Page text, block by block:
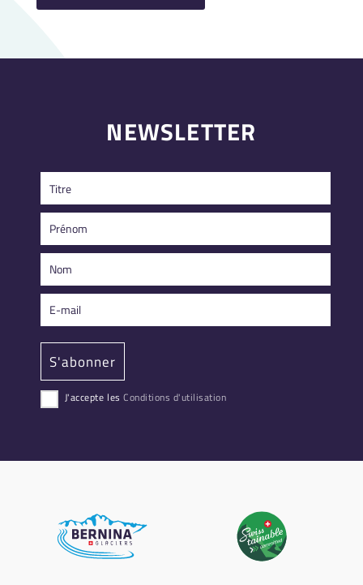
NEWSLETTER
J'accepte lesConditions d'utilisation